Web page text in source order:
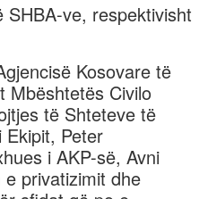
ve, respektivisht
Kosovare të
Mbështetës Civilo
të Shteteve të
Peter
i AKP-së, Avni
privatizimit dhe